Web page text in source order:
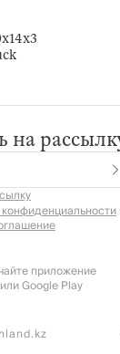
на
приложение
Google Play